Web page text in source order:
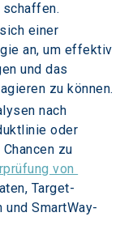
einer
an, um effektiv
und das
zu können.
nach
oder
zu
von
Target-
SmartWay-